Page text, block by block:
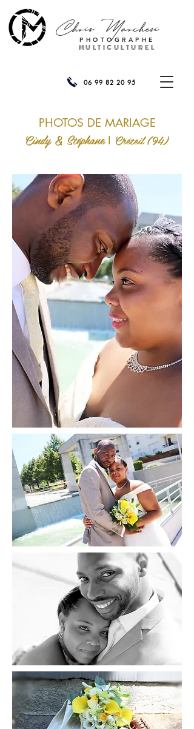
PHOTOGRAPHE
MULTICULTUREL
ChrisMarchesi
06 99 82 20 95
PHOTOS DE MARIAGE
Cindy & Stéphane I Créteil (94)